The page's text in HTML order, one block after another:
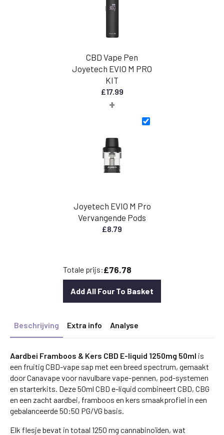
CBD Vape Pen
Joyetech EVIO M PRO
KIT
£17.99
+
Joyetech EVIO M Pro
Vervangende Pods
£8.79
Totale prijs:£76.78
Add All Four To Basket
Beschrijving Extra info Analyse
Aardbei Framboos & Kers CBD E-liquid 1250mg 50ml is
een fruitig CBD-vape sap met een breed spectrum, gemaakt
door Canavape voor navulbare vape-pennen, pod-systemen
en starterkits. Deze 50ml CBD e-liquid combineert CBD, CBG
en een zacht aardbei, framboos en kers smaakprofiel in een
gebalanceerde 50:50 PG/VG basis.
Elk flesje bevat in totaal 1250 mg cannabinoïden, wat